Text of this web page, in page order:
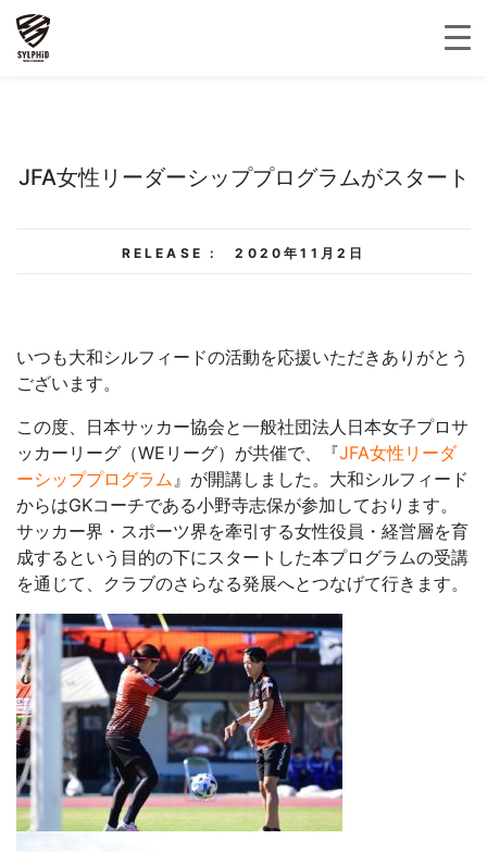
JFA女性リーダーシッププログラムがスタート
RELEASE : 2020年11月2日
いつも大和シルフィードの活動を応援いただきありがとう
ございます。
この度、日本サッカー協会と一般社団法人日本女子プロサ
ッカーリーグ（WEリーグ）が共催で、『JFA女性リーダ
ーシッププログラム』が開講しました。大和シルフィード
からはGKコーチである小野寺志保が参加しております。
サッカー界・スポーツ界を牽引する女性役員・経営層を育
成するという目的の下にスタートした本プログラムの受講
を通じて、クラブのさらなる発展へとつなげて行きます。